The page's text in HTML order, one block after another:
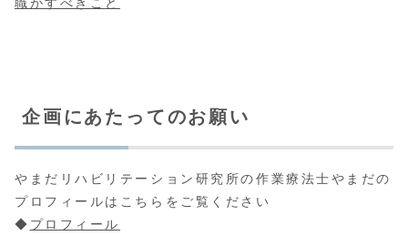
職がすべきこと
企画にあたってのお願い
やまだリハビリテーション研究所の作業療法士やまだの
プロフィールはこちらをご覧ください
◆ プロフィール